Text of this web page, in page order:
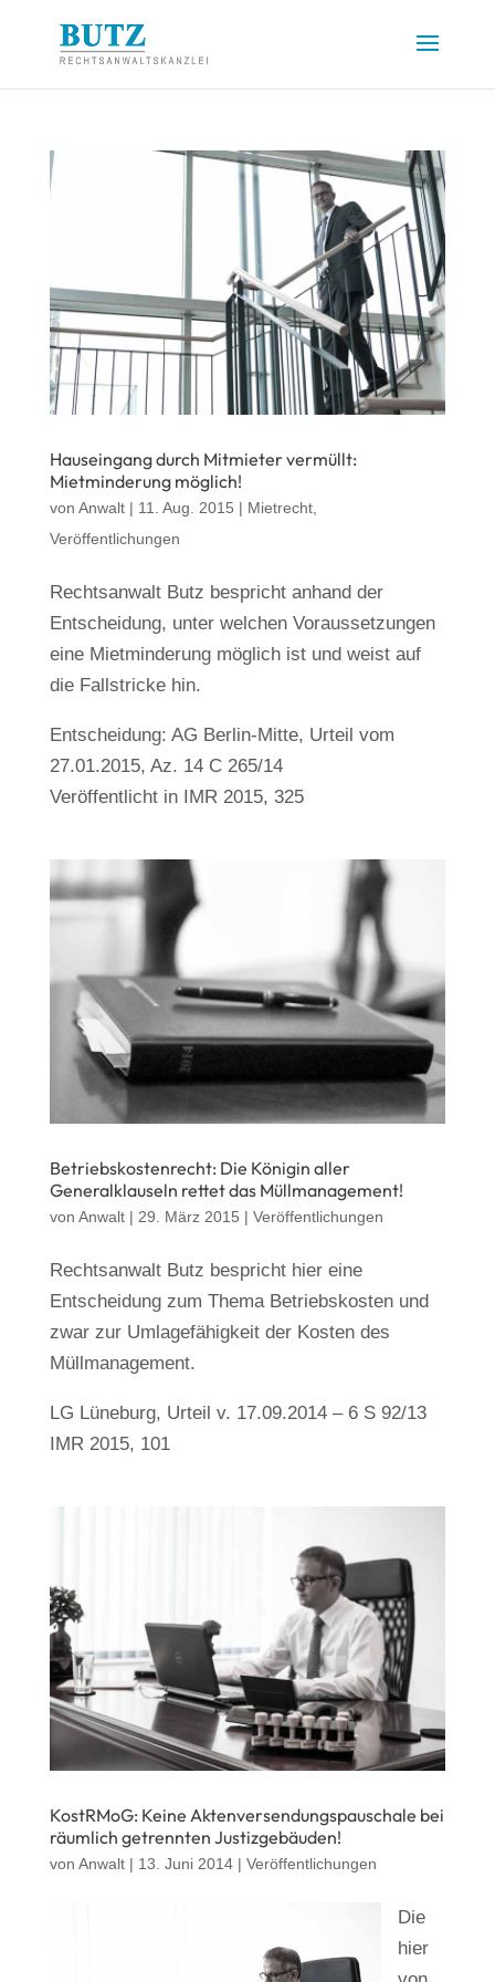
Hauseingang durch Mitmieter vermüllt:
Mietminderung möglich!
von Anwalt| 11. Aug. 2015 | Mietrecht,
Veröffentlichungen
Rechtsanwalt Butz bespricht anhand der
Entscheidung, unter welchen Voraussetzungen
eine Mietminderung möglich ist und weist auf
die Fallstricke hin.
Entscheidung: AG Berlin-Mitte, Urteil vom
27.01.2015, Az. 14 C 265/14
Veröffentlicht in IMR 2015, 325
Betriebskostenrecht: Die Königin aller
Generalklauseln rettet das Müllmanagement!
von Anwalt| 29. März 2015 | Veröffentlichungen
Rechtsanwalt Butz bespricht hier eine
Entscheidung zum Thema Betriebskosten und
zwar zur Umlagefähigkeit der Kosten des
Müllmanagement.
LG Lüneburg, Urteil v. 17.09.2014 – 6 S 92/13
IMR 2015, 101
KostRMoG: Keine Aktenversendungspauschale bei
räumlich getrennten Justizgebäuden!
von Anwalt| 13. Juni 2014| Veröffentlichungen
Die
hier